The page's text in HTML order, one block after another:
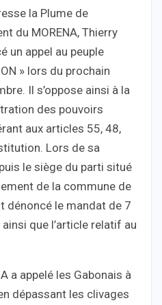
la Plume de
du MORENA, Thierry
un appel au peuple
» lors du prochain
Il s’oppose ainsi à la
des pouvoirs
aux articles 55, 48,
Lors de sa
le siège du parti situé
de la commune de
dénoncé le mandat de 7
que l’article relatif au
a appelé les Gabonais à
dépassant les clivages